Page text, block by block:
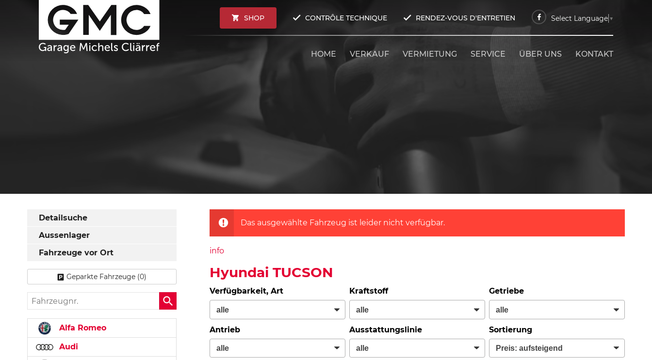
SHOP CONTRÔLE TECHNIQUE RENDEZ-VOUS D'ENTRETIEN Select Language ▼
HOME VERKAUF VERMIETUNG SERVICE ÜBER UNS KONTAKT
Das ausgewählte Fahrzeug ist leider nicht verfügbar.
info
Hyundai TUCSON
Verfügbarkeit, Art Kraftstoff Getriebe
Antrieb Ausstattungslinie Sortierung
Detailsuche
Aussenlager
Fahrzeuge vor Ort
Geparkte Fahrzeuge (0)
Fahrzeugnr.
Alfa Romeo
Audi